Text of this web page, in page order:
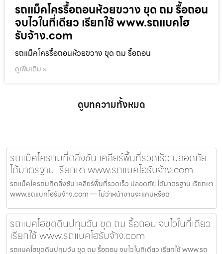
รถแม็คโครรื้อถอนห้วยขวาง ขุด ถม รื้อถอน
จบไวในที่เดียว เรียกใช้ www.รถแบคโฮ
รับจ้าง.com
รถแม็คโครรื้อถอนห้วยขวาง ขุด ถม รื้อถอน
ดูเพิ่มเติม »
ดูบทความทั้งหมด
รถแม็คโครถมที่ตลิ่งชัน เคลียร์พื้นที่รวดเร็ว ปลอดภัย
ได้มาตรฐาน เรียกหา www.รถแบคโฮรับจ้าง.com
รถแม็คโครถมที่ตลิ่งชัน เคลียร์พื้นที่รวดเร็ว ปลอดภัย ได้มาตรฐาน เรียกหา
www.รถแบคโฮรับจ้าง.com — ไม่ว่าหน้างานจะแคบหรือด
รถแบคโฮขุดดินปทุมวัน ขุด ถม รื้อถอน จบไวในที่เดียว
เรียกใช้ www.รถแบคโฮรับจ้าง.com
รถแบคโฮขุดดินปทุมวัน ขุด ถม รื้อถอน จบไวในที่เดียว เรียกใช้ www.รถ